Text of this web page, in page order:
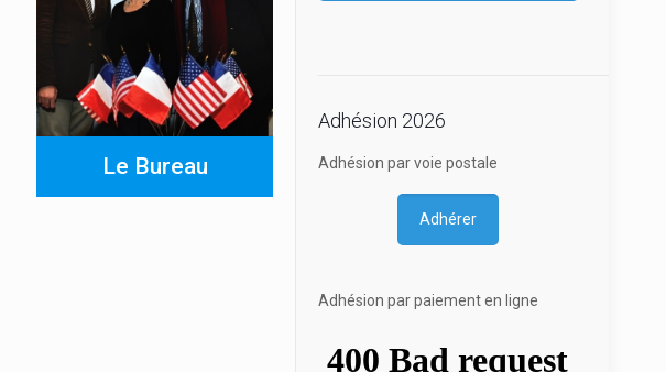
Le Bureau
Adhésion 2026
Adhésion par voie postale
Adhérer
Adhésion par paiement en ligne